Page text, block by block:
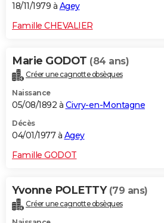
18/11/1979 à Agey
Famille CHEVALIER
Marie GODOT (84 ans)
Créer une cagnotte obsèques
Naissance
05/08/1892 à Civry-en-Montagne
Décès
04/01/1977 à Agey
Famille GODOT
Yvonne POLETTY (79 ans)
Créer une cagnotte obsèques